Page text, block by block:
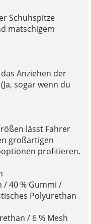
Schuhspitze
matschigem
Anziehen der
sogar wenn du
lässt Fahrer
großartigen
profitieren.
/ 40 % Gummi /
Polyurethan
/ 6 % Mesh